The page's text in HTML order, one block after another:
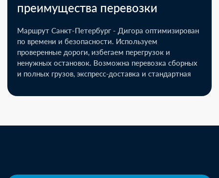
преимущества перевозки
Маршрут Санкт-Петербург - Дигора оптимизирован
по времени и безопасности. Используем
проверенные дороги, избегаем перегрузок и
ненужных остановок. Возможна перевозка сборных
и полных грузов, экспресс-доставка и стандартная